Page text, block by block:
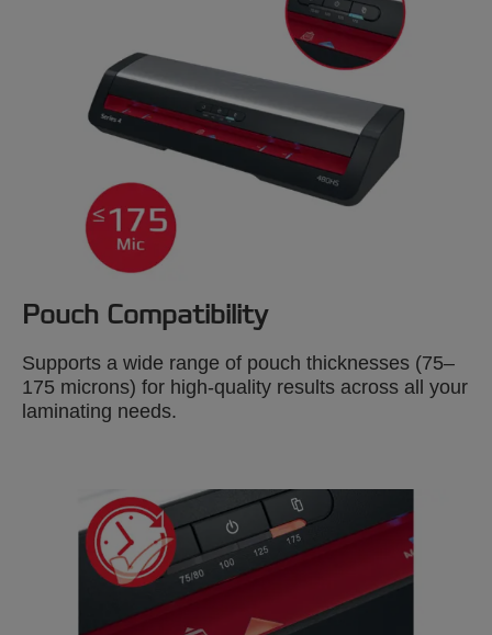
Pouch Compatibility
Supports a wide range of pouch thicknesses (75–
175 microns) for high-quality results across all your
laminating needs.